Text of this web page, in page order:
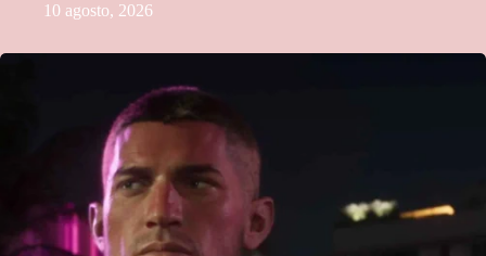
10 agosto, 2026